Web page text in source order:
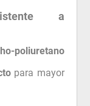
a
para mayor